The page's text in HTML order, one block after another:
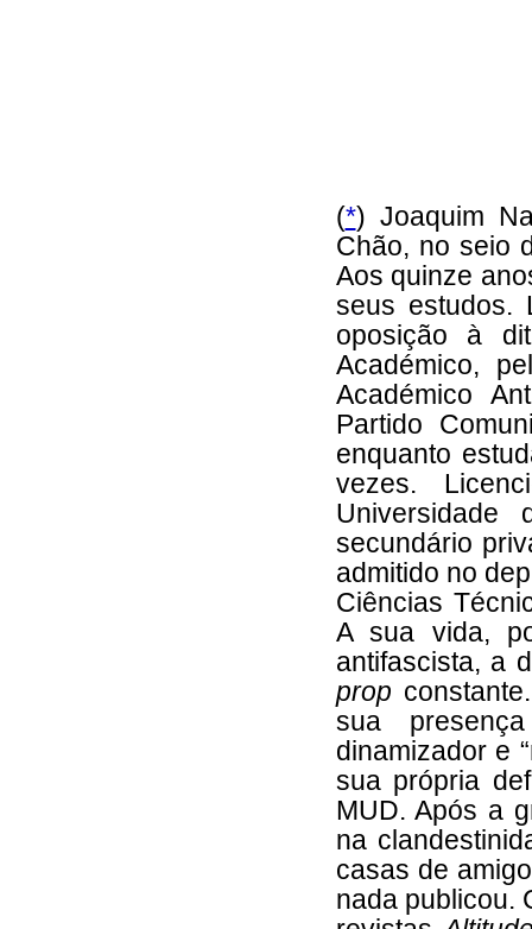
(*) Joaquim
Chão, no seio
Aos quinze
seus estudos.
oposição à
Académico,
Académico
Partido
enquanto
vezes.
secundário
admitido no
Ciências
A sua vida,
antifascista, a
prop
sua
dinamizador e
sua própria
MUD. Após a
na
casas de
nada publicou.